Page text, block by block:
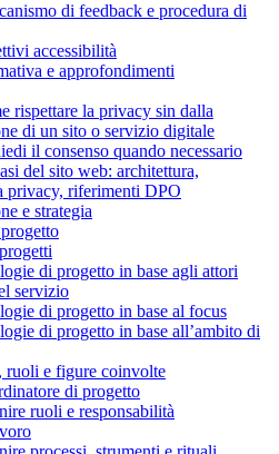
di feedback e procedura di
accessibilità
e approfondimenti
rispettare la privacy sin dalla
di un sito o servizio digitale
il consenso quando necessario
del sito web: architettura,
privacy, riferimenti DPO
e strategia
di progetto in base agli attori
servizio
di progetto in base al focus
di progetto in base all’ambito di
ruoli e figure coinvolte
di progetto
ruoli e responsabilità